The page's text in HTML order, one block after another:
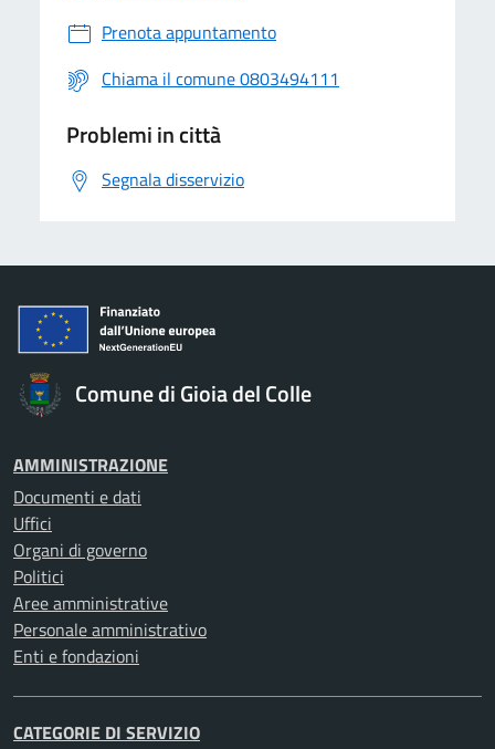
Prenota appuntamento
Chiama il comune 0803494111
Problemi in città
Segnala disservizio
Comune di Gioia del Colle
AMMINISTRAZIONE
Documenti e dati
Uffici
Organi di governo
Politici
Aree amministrative
Personale amministrativo
Enti e fondazioni
CATEGORIE DI SERVIZIO